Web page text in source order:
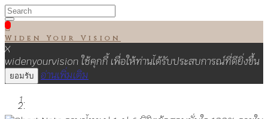

Widen Your Vision
X
widenyourvision ใช้คุกกี้ เพื่อให้ท่านได้รับประสบการณ์ที่ดียิ่งขึ้น
ยอมรับ อ่านเพิ่มเติม